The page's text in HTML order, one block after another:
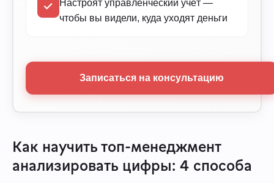
Настроят управленческий учёт —
чтобы вы видели, куда уходят деньги
Записаться на консультацию
Как научить топ-менеджмент
анализировать цифры: 4 способа